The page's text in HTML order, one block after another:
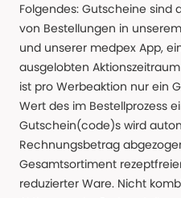
Folgendes: Gutscheine sind
von Bestellungen in
und unserer medpex App,
ausgelobten
ist pro Werbeaktion nur ein
Wert des im Bestellprozess
Gutschein(code)s wird
Rechnungsbetrag
Gesamtsortiment
reduzierter Ware. Nicht